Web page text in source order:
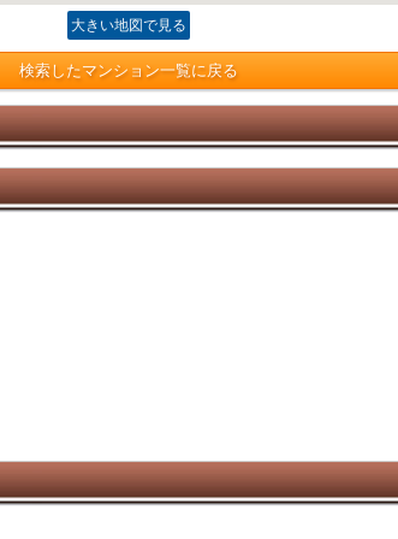
大きい地図で見る
検索したマンション一覧に戻る